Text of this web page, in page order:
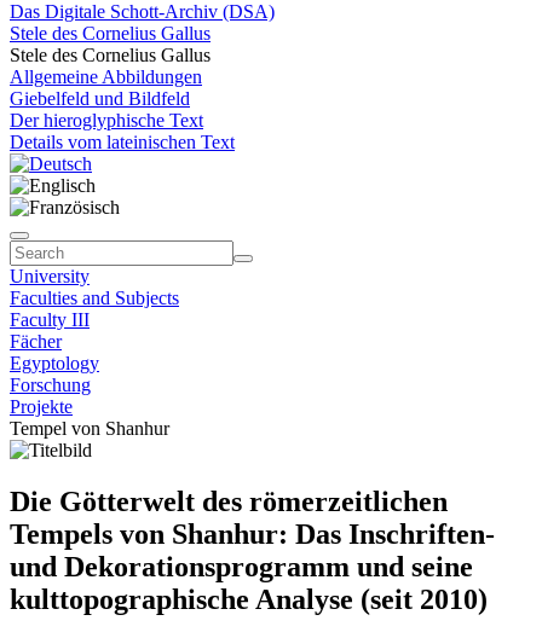
Das Digitale Schott-Archiv (DSA)
Stele des Cornelius Gallus
Stele des Cornelius Gallus
Allgemeine Abbildungen
Giebelfeld und Bildfeld
Der hieroglyphische Text
Details vom lateinischen Text
University
Faculties and Subjects
Faculty III
Fächer
Egyptology
Forschung
Projekte
Tempel von Shanhur
Die Götterwelt des römerzeitlichen
Tempels von Shanhur: Das Inschriften-
und Dekorationsprogramm und seine
kulttopographische Analyse (seit 2010)